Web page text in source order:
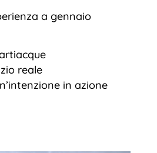
a gennaio
reale
in azione